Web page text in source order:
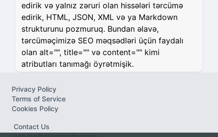
edirik və yalnız zəruri olan hissələri tərcümə
edirik, HTML, JSON, XML və ya Markdown
strukturunu pozmuruq. Bundan əlavə,
tərcüməçimizə SEO məqsədləri üçün faydalı
olan alt="", title="" və content="" kimi
atributları tanımağı öyrətmişik.
Contact Us
Privacy Policy
Terms of Service
Cookies Policy